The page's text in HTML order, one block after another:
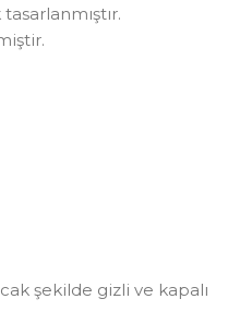
şekilde gizli ve kapalı